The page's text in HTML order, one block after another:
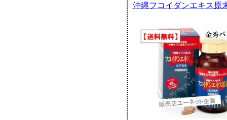
沖縄フコイダンエキス